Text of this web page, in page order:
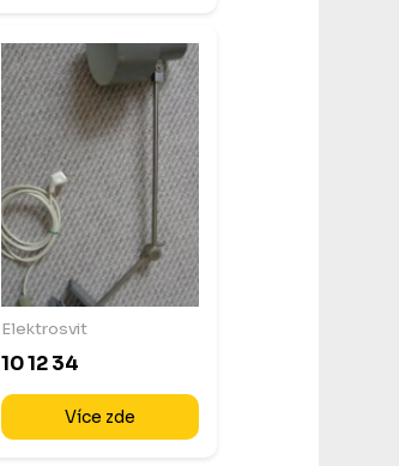
Elektrosvit
10 12 34
Více zde